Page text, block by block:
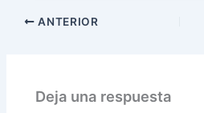
ANTERIOR
Deja una respuesta